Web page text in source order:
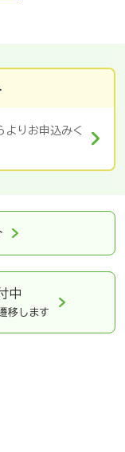
よりお申込みく
中
移します